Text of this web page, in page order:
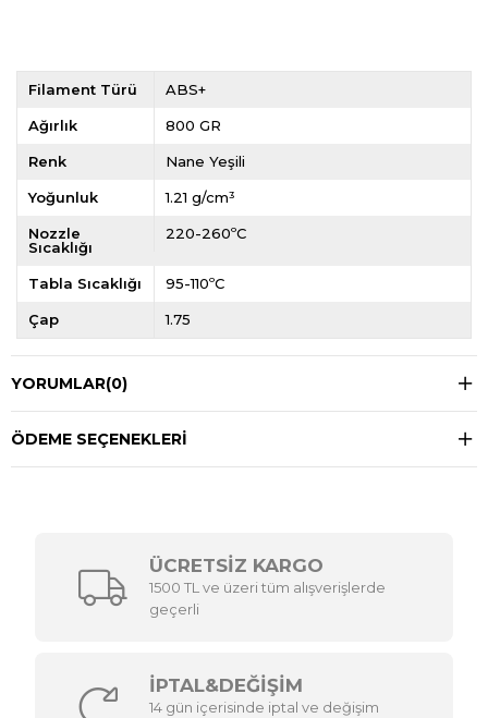
Filament Türü ABS+
Ağırlık 800 GR
Renk Nane Yeşili
Yoğunluk 1.21 g/cm³
Nozzle
Sıcaklığı
220-260ºC
Tabla Sıcaklığı 95-110ºC
Çap 1.75
YORUMLAR(0)
ÖDEME SEÇENEKLERI
ÜCRETSİZ KARGO
1500 TL ve üzeri tüm alışverişlerde
geçerli
İPTAL&DEĞİŞİM
14 gün içerisinde iptal ve değişim